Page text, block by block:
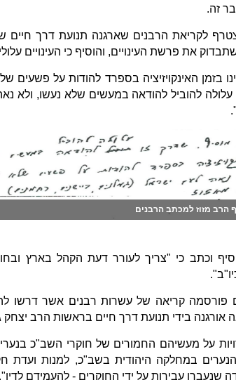
זה.
לקריאת הרבנים שארגנה תנועת דרך חיים
את פרשת העינויים, והוסיף כי העינויים
בזמן האינקויזיציה בספרד להודות על
עלולה להוביל להודאה במעשים שלא נעשו, ולא
הרב מזוז למכתב הרבנים
וכתב כי "צריך לעורר דעת הקהל בארץ
פורסמה קריאה של עשרות רבנים אשר דרשו
אורגנה בידי תנועת דרך חיים בראשות הרב יצחק
על מעשיהם החמורים של חוקרי השב"כ
במחלקה היהודית בשב"כ, למנות
שנעברו עבירות על ידי החוקרים - להעמידם לדין".